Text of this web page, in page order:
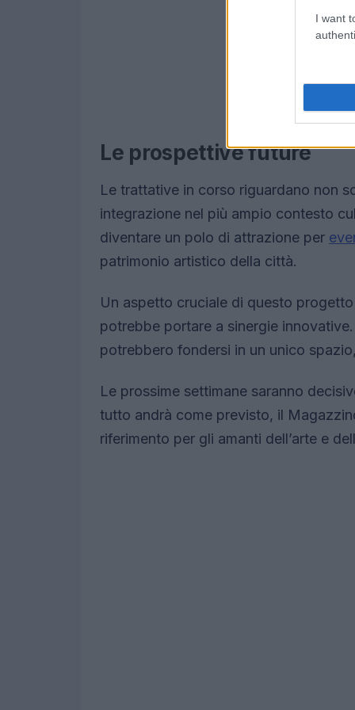
I want
Le prospettive future
Le trattative in corso riguardano non
integrazione nel più ampio contesto
diventare un polo di attrazione per
patrimonio artistico della città.
Un aspetto cruciale di questo
potrebbe portare a sinergie innovative.
potrebbero fondersi in un unico
Le prossime settimane saranno
tutto andrà come previsto, il
riferimento per gli amanti dell’arte e